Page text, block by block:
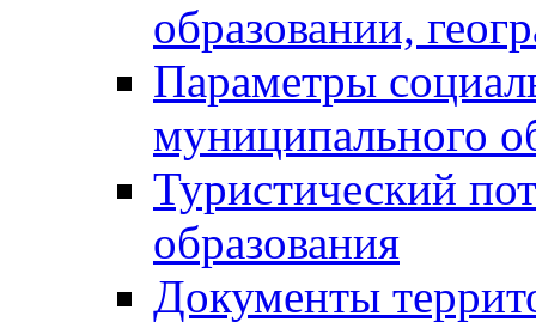
образовании,
Параметры
муниципального
Туристический
образования
Документы